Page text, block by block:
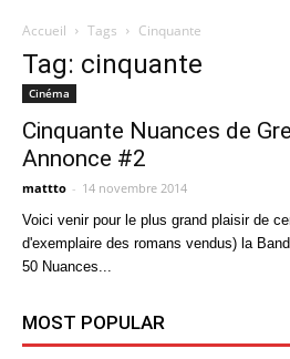
Accueil Tags Cinquante
Tag: cinquante
Cinéma
Cinquante Nuances de
Annonce #2
mattto - 14 novembre 2014
Voici venir pour le plus grand plaisir de
d'exemplaire des romans vendus) la
50 Nuances...
MOST POPULAR